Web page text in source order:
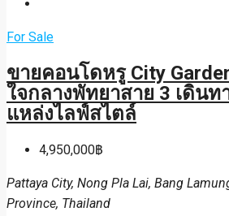
For Sale
ขายคอนโดหรู City
ใจกลางพัทยาสาย 3 เดินท
แหล่งไลฟ์สไตล์
4,950,000฿
Pattaya City, Nong Pla Lai, Bang
Province, Thailand